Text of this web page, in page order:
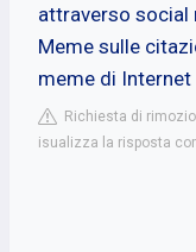
attraverso social
Meme sulle
meme di
Richiesta di
isualizza la risposta